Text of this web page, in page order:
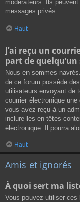
modérateurs. Ils
messages privés.
Haut
J’ai reçu un
part de
Nous en sommes
de ce forum possède
utilisateurs envoyant de
courrier électronique
vous avez reçu à un
inclure les en-têtes
électronique. Il pourra
Haut
Amis et ignorés
À quoi sert ma
Vous pouvez utiliser ces